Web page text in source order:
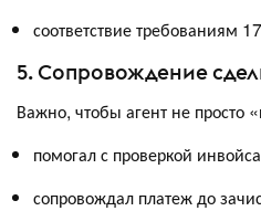
соответствие требованиям
5. Сопровождение
Важно, чтобы агент не просто
помогал с проверкой инвойса
сопровождал платеж до